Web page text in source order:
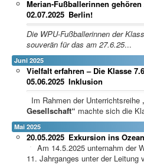
Merian-Fußballerinnen
Berlin!
02.07.2025
Die WPU-Fußballerinnen der
souverän für das am 27.6.25...
Juni 2025
Vielfalt erfahren – Die Klasse
Inklusion
05.06.2025
Im Rahmen der Unterrichtsreihe
Gesellschaft“ machte sich die
Mai 2025
Exkursion ins
20.05.2025
Am 14.5.2025 unternahm der
11. Jahrganges unter der Leitung